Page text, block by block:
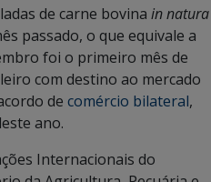
de carne bovina in natura
passado, o que equivale a
foi o primeiro mês de
com destino ao mercado
de comércio bilateral,
ano.
Internacionais do